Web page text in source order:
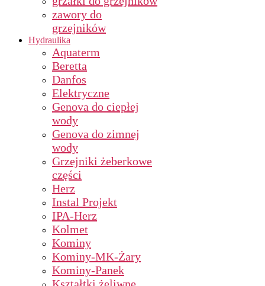
zawory do
grzejników
Hydraulika
Aquaterm
Beretta
Danfos
Elektryczne
Genova do ciepłej
wody
Genova do zimnej
wody
Grzejniki żeberkowe
części
Herz
Instal Projekt
IPA-Herz
Kolmet
Kominy
Kominy-MK-Żary
Kominy-Panek